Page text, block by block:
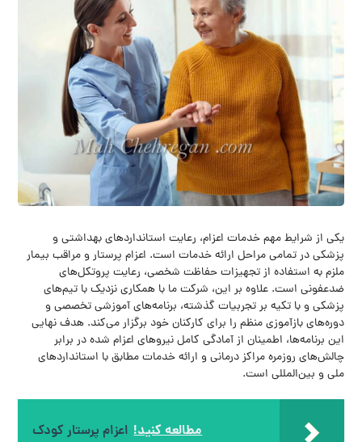
یکی از شرایط مهم خدمات اعزام، رعایت استانداردهای بهداشتی و
پزشکی در تمامی مراحل ارائه خدمات است. اعزام پرستار و مراقب بیمار
ملزم به استفاده از تجهیزات حفاظت شخصی، رعایت پروتکل‌های
ضدعفونی است. علاوه بر این، شرکت ما با همکاری نزدیک با تیم‌های
پزشکی و با تکیه بر تجربیات گذشته، برنامه‌های آموزشی تخصصی و
دوره‌های بازآموزی منظم را برای کارکنان خود برگزار می‌کند. هدف نهایی
این برنامه‌ها، اطمینان از آمادگی کامل نیروهای اعزام شده در برابر
چالش‌های روزمره مراکز درمانی و ارائه خدمات مطابق با استانداردهای
ملی و بین‌المللی است.
مطالعه کنید! اعزام پرستار کودک